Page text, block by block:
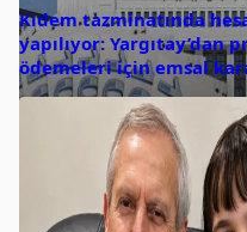
Kıdem tazminatında
yapılıyor: Yargıtay’dan
ödemeleri için emsal